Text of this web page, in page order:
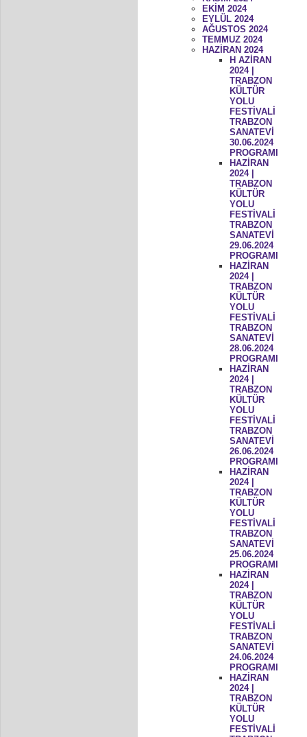
EKİM 2024
EYLÜL 2024
AĞUSTOS 2024
TEMMUZ 2024
HAZİRAN 2024
H AZİRAN
2024 |
TRABZON
KÜLTÜR
YOLU
FESTİVALİ
TRABZON
SANATEVİ
30.06.2024
PROGRAMI
HAZİRAN
2024 |
TRABZON
KÜLTÜR
YOLU
FESTİVALİ
TRABZON
SANATEVİ
29.06.2024
PROGRAMI
HAZİRAN
2024 |
TRABZON
KÜLTÜR
YOLU
FESTİVALİ
TRABZON
SANATEVİ
28.06.2024
PROGRAMI
HAZİRAN
2024 |
TRABZON
KÜLTÜR
YOLU
FESTİVALİ
TRABZON
SANATEVİ
26.06.2024
PROGRAMI
HAZİRAN
2024 |
TRABZON
KÜLTÜR
YOLU
FESTİVALİ
TRABZON
SANATEVİ
25.06.2024
PROGRAMI
HAZİRAN
2024 |
TRABZON
KÜLTÜR
YOLU
FESTİVALİ
TRABZON
SANATEVİ
24.06.2024
PROGRAMI
HAZİRAN
2024 |
TRABZON
KÜLTÜR
YOLU
FESTİVALİ